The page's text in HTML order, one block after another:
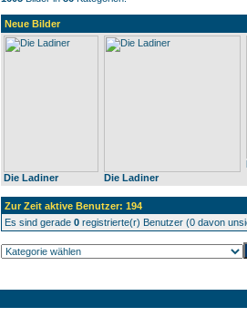
Neue Bilder
Die Ladiner Die Ladiner
Zur Zeit aktive Benutzer: 194
Es sind gerade 0 registrierte(r) Benutzer (0 davon